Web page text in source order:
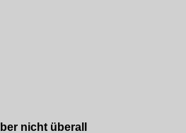
nicht überall